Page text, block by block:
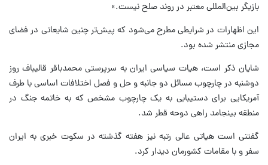
بازیگر بین‌المللی معتبر در روند صلح نیست.»
این اظهارات در شرایطی مطرح می‌شود که پیش‌تر چنین شایعاتی در فضای
مجازی منتشر شده بود.
شایان ذکر است، هیات سیاسی ایران به سرپرستی محمدباقر قالیباف روز
دوشنبه در چارچوب مسائل دو جانبه و حل و فصل اختلافات اساسی با طرف
آمریکایی برای دستیبابی به یک چارچوب مشخص که به خاتمه جنگ در
منطقه بینجامد راهی دوحه قطر شد.
گفتنی است هیاتی عالی رتبه نیز هفته گذشته در سکوت خبری به ایران
سفر و با مقامات کشورمان دیدار کرد.